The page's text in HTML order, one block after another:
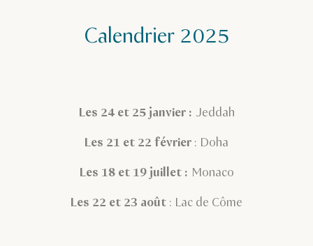
Calendrier 2025
Les 24 et 25 janvier : Jeddah
Les 21 et 22 février : Doha
Les 18 et 19 juillet : Monaco
Les 22 et 23 août : Lac de Côme